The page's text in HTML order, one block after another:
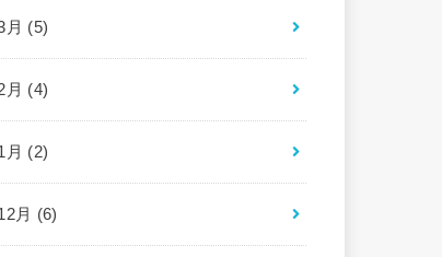
月 (5)
月 (4)
月 (2)
月 (6)